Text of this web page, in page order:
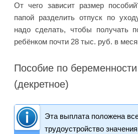
От чего зависит размер
папой разделить отпуск по
надо сделать, чтобы получать
ребёнком почти 28 тыс. руб. в
Пособие по
(декретное)
Эта выплата положена
трудоустройство